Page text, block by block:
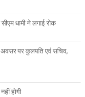
धामी ने लगाई रोक
अवसर पर कुलपति एवं सचिव,
होगी